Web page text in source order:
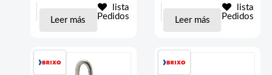
Leer más
lista
Pedidos
Leer más
lista
Pedidos